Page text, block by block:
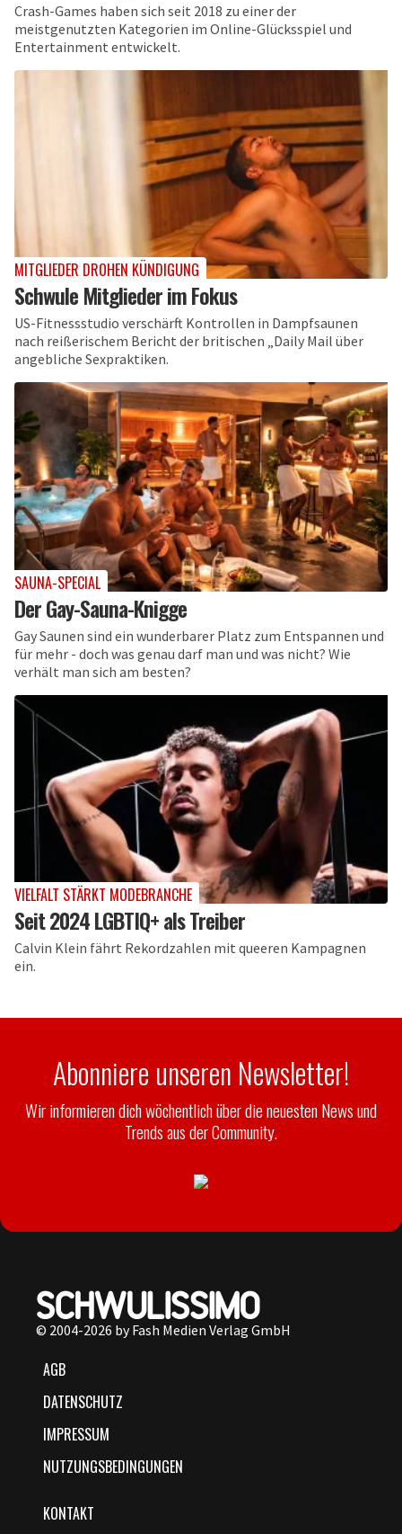
Crash-Games haben sich seit 2018 zu einer der
meistgenutzten Kategorien im Online-Glücksspiel und
Entertainment entwickelt.
MITGLIEDER DROHEN KÜNDIGUNG
Schwule Mitglieder im Fokus
US-Fitnessstudio verschärft Kontrollen in Dampfsaunen
nach reißerischem Bericht der britischen „Daily Mail über
angebliche Sexpraktiken.
SAUNA-SPECIAL
Der Gay-Sauna-Knigge
Gay Saunen sind ein wunderbarer Platz zum Entspannen und
für mehr - doch was genau darf man und was nicht? Wie
verhält man sich am besten?
VIELFALT STÄRKT MODEBRANCHE
Seit 2024 LGBTIQ+ als Treiber
Calvin Klein fährt Rekordzahlen mit queeren Kampagnen
ein.
Abonniere unseren Newsletter!
Wir informieren dich wöchentlich über die neuesten News und
Trends aus der Community.
© 2004-2026 by Fash Medien Verlag GmbH
AGB
DATENSCHUTZ
IMPRESSUM
NUTZUNGSBEDINGUNGEN
KONTAKT